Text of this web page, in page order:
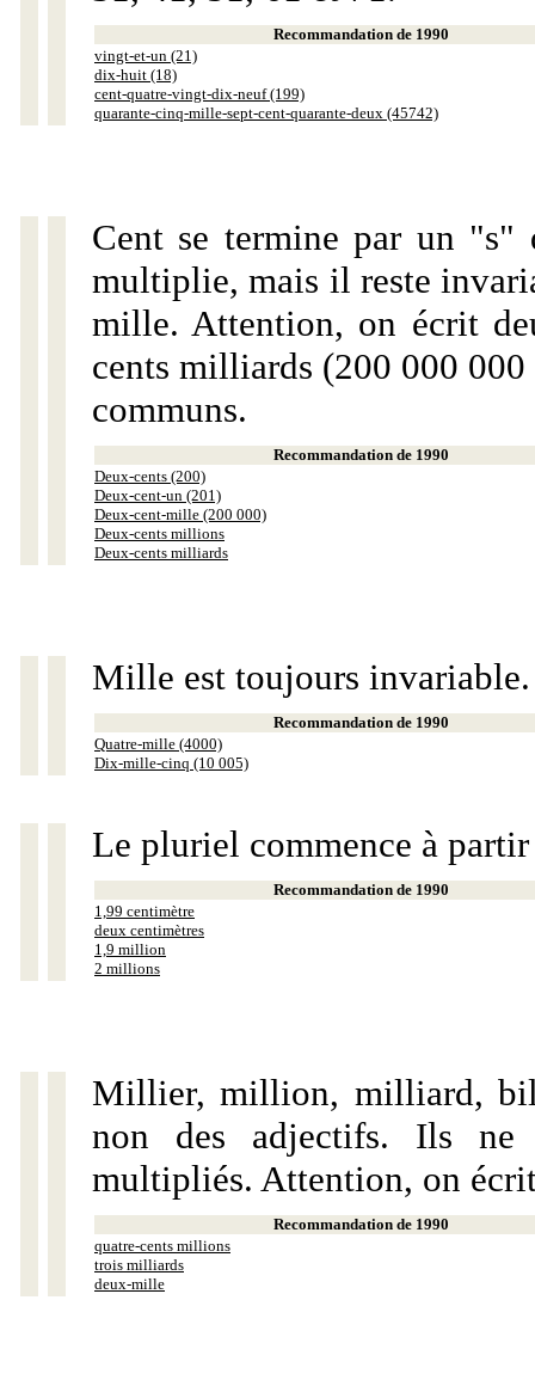
Recommandation de 1990
vingt-et-un (21)
dix-huit (18)
cent-quatre-vingt-dix-neuf (199)
quarante-cinq-mille-sept-cent-quarante-deux (45742)
Cent se termine par un "s"
multiplie, mais il reste
mille. Attention, on écrit
cents milliards (200 000
communs.
Recommandation de 1990
Deux-cents (200)
Deux-cent-un (201)
Deux-cent-mille (200 000)
Deux-cents millions
Deux-cents milliards
Mille est toujours invariable.
Recommandation de 1990
Quatre-mille (4000)
Dix-mille-cinq (10 005)
Le pluriel commence à
Recommandation de 1990
1,99 centimètre
deux centimètres
1,9 million
2 millions
Millier, million, milliard,
non des adjectifs. Ils ne
multipliés. Attention, on
Recommandation de 1990
quatre-cents millions
trois milliards
deux-mille